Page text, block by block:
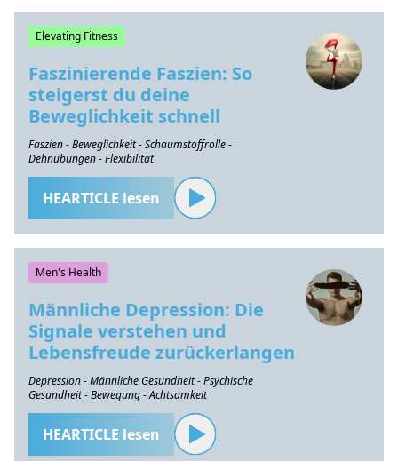
Elevating Fitness
Faszinierende Faszien: So
steigerst du deine
Beweglichkeit schnell
Faszien - Beweglichkeit - Schaumstoffrolle -
Dehnübungen - Flexibilität
HEARTICLE lesen
Men's Health
Männliche Depression: Die
Signale verstehen und
Lebensfreude zurückerlangen
Depression - Männliche Gesundheit - Psychische
Gesundheit - Bewegung - Achtsamkeit
HEARTICLE lesen